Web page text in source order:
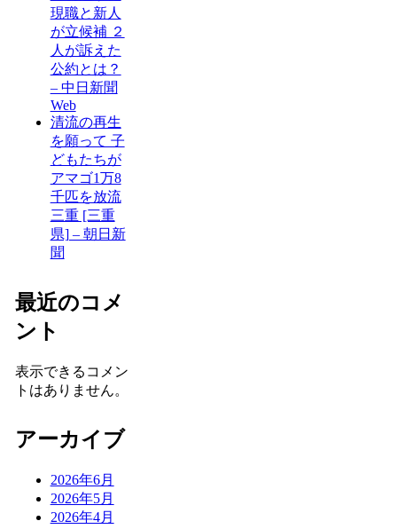
現職と新人
が立候補 ２
人が訴えた
公約とは？
– 中日新聞
Web
清流の再生
を願って 子
どもたちが
アマゴ1万8
千匹を放流
三重 [三重
県] – 朝日新
聞
最近のコメ
ント
表示できるコメン
トはありません。
アーカイブ
2026年6月
2026年5月
2026年4月